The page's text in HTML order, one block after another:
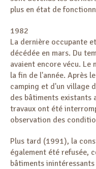
plus en état de
1982
La dernière occupante
décédée en mars. Du
avaient encore vécu. Le
la fin de l'année. Après
camping et d'un village
des bâtiments existants
travaux ont été
observation des
Plus tard (1991), la
également été refusée,
bâtiments